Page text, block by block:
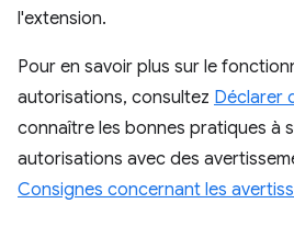
l'extension.
Pour en savoir plus sur le
autorisations, consultez Déclarer
connaître les bonnes pratiques à
autorisations avec des
Consignes concernant les